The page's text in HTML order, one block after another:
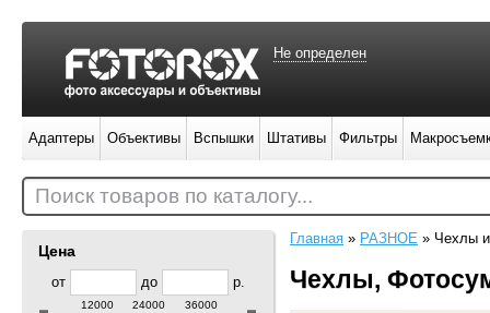
Цена
от до р.
12000 24000 36000
Главная » РАЗНОЕ » Чехлы
Чехлы,
Не определен
Адаптеры Объективы Вспышки Штативы Фильтры
Поиск товаров по каталогу...